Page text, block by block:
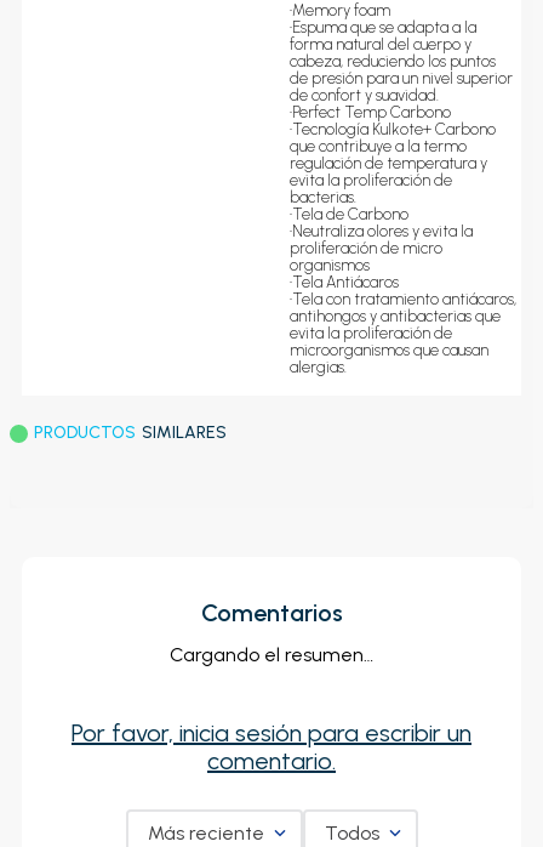
•Memory foam
•Espuma que se adapta a la
forma natural del cuerpo y
cabeza, reduciendo los puntos
de presión para un nivel superior
de confort y suavidad.
•Perfect Temp Carbono
•Tecnología Kulkote+ Carbono
que contribuye a la termo
regulación de temperatura y
evita la proliferación de
bacterias.
•Tela de Carbono
•Neutraliza olores y evita la
proliferación de micro
organismos
•Tela Antiácaros
•Tela con tratamiento antiácaros,
antihongos y antibacterias que
evita la proliferación de
microorganismos que causan
alergias.
PRODUCTOS SIMILARES
Comentarios
Cargando el resumen…
Por favor, inicia sesión para escribir un
comentario.
Más reciente Todos